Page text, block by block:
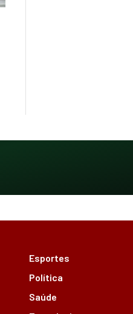
Esportes
Política
Saúde